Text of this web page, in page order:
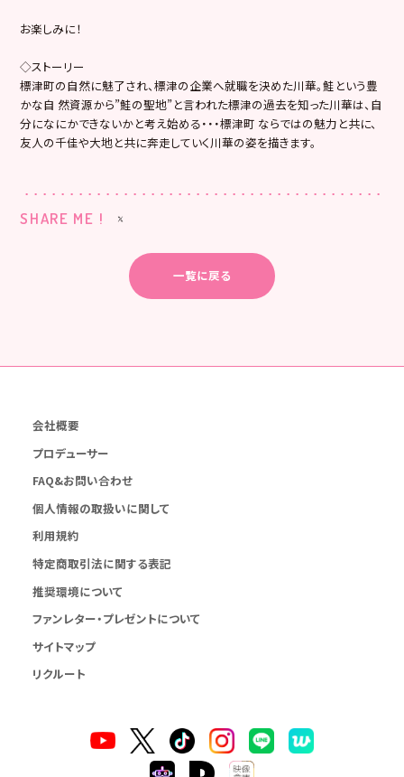
お楽しみに！
◇ストーリー
標津町の自然に魅了され、標津の企業へ就職を決めた川華。鮭という豊
かな自 然資源から”鮭の聖地”と言われた標津の過去を知った川華は、自
分になにかできないかと考え始める・・・標津町 ならではの魅力と共に、
友人の千佳や大地と共に奔走していく川華の姿を描きます。
SHARE ME !
一覧に戻る
会社概要
プロデューサー
FAQ&お問い合わせ
個人情報の取扱いに関して
利用規約
特定商取引法に関する表記
推奨環境について
ファンレター・プレゼントについて
サイトマップ
リクルート